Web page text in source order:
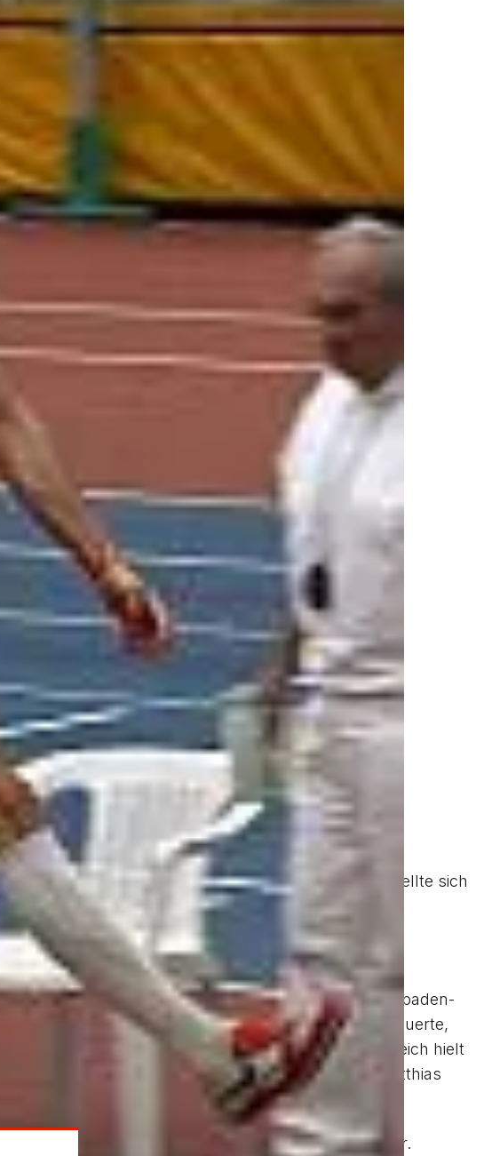
etwas müde von seiner Bahnanfahrt aus Wien stellte sich
2 und den Einzug ins Finale. Hier erhielt er die
Mit 50,14 Sekunden blieb ihm lediglich Platz 8.
Pohle (ASV Erfurt) mit 7,66 m vor Remigius
7,31 m elf Zentimeter weiter als vor einem Jahr. Der baden-
über 7,22 m. Trainer Lutz Dombrowski bedauerte,
das wieder wie Weitsprung aus.“ Im grünen Bereich hielt
positionierte sich auf Rang 12 unmittelbar vor Matthias
m-Marke und wurde mit 14,37 m schließlich Vierter.